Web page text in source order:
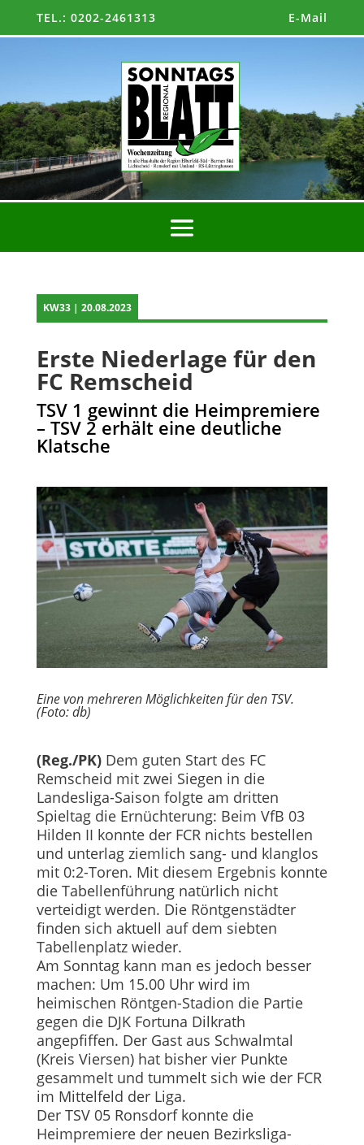
TEL.: 0202-2461313 E-Mail
KW33 | 20.08.2023
Erste Niederlage für den
FC Remscheid
TSV 1 gewinnt die Heimpremiere
– TSV 2 erhält eine deutliche
Klatsche
Eine von mehreren Möglichkeiten für den TSV.
(Foto: db)
(Reg./PK)Dem guten Start des FC
Remscheid mit zwei Siegen in die
Landesliga-Saison folgte am dritten
Spieltag die Ernüchterung: Beim VfB 03
Hilden II konnte der FCR nichts bestellen
und unterlag ziemlich sang- und klanglos
mit 0:2-Toren. Mit diesem Ergebnis konnte
die Tabellenführung natürlich nicht
verteidigt werden. Die Röntgenstädter
finden sich aktuell auf dem siebten
Tabellenplatz wieder.
Am Sonntag kann man es jedoch besser
machen: Um 15.00 Uhr wird im
heimischen Röntgen-Stadion die Partie
gegen die DJK Fortuna Dilkrath
angepfiffen. Der Gast aus Schwalmtal
(Kreis Viersen) hat bisher vier Punkte
gesammelt und tummelt sich wie der FCR
im Mittelfeld der Liga.
Der TSV 05 Ronsdorf konnte die
Heimpremiere der neuen Bezirksliga-